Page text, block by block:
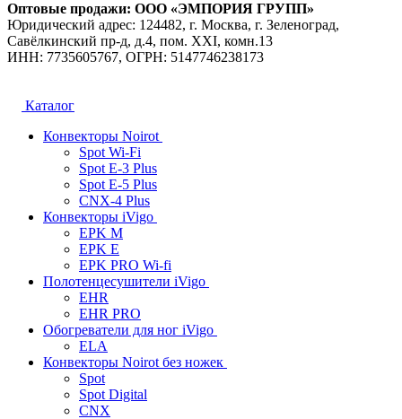
Оптовые продажи: ООО «ЭМПОРИЯ ГРУПП»
Юридический адрес: 124482, г. Москва, г. Зеленоград,
Савёлкинский пр-д, д.4, пом. XXI, комн.13
ИНН: 7735605767, ОГРН: 5147746238173
Каталог
Конвекторы Noirot
Spot Wi-Fi
Spot E-3 Plus
Spot E-5 Plus
CNX-4 Plus
Конвекторы iVigo
EPK M
EPK E
EPK PRO Wi-fi
Полотенцесушители iVigo
EHR
EHR PRO
Обогреватели для ног iVigo
ELA
Конвекторы Noirot без ножек
Spot
Spot Digital
CNX